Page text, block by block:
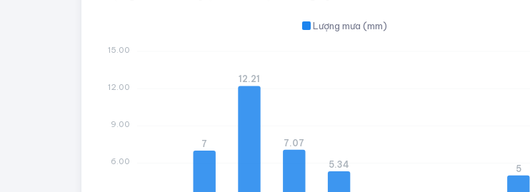
Lượng mưa (mm)
7
12.21
7.07
5.34 5
15.00
12.00
9.00
6.00